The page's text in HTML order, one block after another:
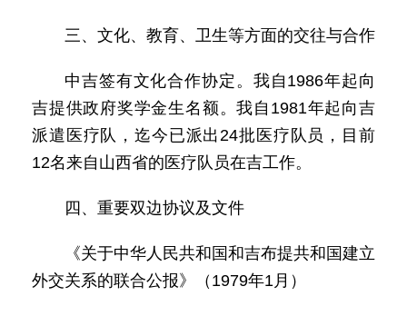
三、文化、教育、卫生等方面的交往与合作
中吉签有文化合作协定。我自1986年起向
吉提供政府奖学金生名额。我自1981年起向吉
派遣医疗队，迄今已派出24批医疗队员，目前
12名来自山西省的医疗队员在吉工作。
四、重要双边协议及文件
《关于中华人民共和国和吉布提共和国建立
外交关系的联合公报》（1979年1月）